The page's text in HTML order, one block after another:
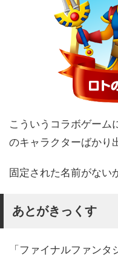
こういうコラボゲーム
のキャラクターばかり
固定された名前がない
あとがきっくす
「ファイナルファン